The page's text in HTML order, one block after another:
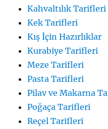
Kahvaltılık Tarifleri
Kek Tarifleri
Kış İçin Hazırlıklar
Kurabiye Tarifleri
Meze Tarifleri
Pasta Tarifleri
Pilav ve Makarna
Poğaça Tarifleri
Reçel Tarifleri